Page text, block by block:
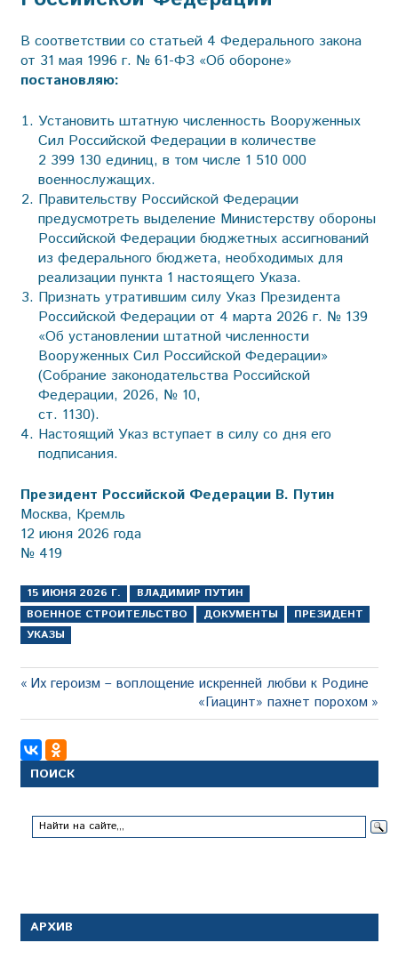
В соответствии со статьей 4 Федерального закона
от 31 мая 1996 г. № 61-ФЗ «Об обороне»
постановляю:
Установить штатную численность Вооруженных
Сил Российской Федерации в количестве
2 399 130 единиц, в том числе 1 510 000
военнослужащих.
Правительству Российской Федерации
предусмотреть выделение Министерству обороны
Российской Федерации бюджетных ассигнований
из федерального бюджета, необходимых для
реализации пункта 1 настоящего Указа.
Признать утратившим силу Указ Президента
Российской Федерации от 4 марта 2026 г. № 139
«Об установлении штатной численности
Вооруженных Сил Российской Федерации»
(Собрание законодательства Российской
Федерации, 2026, № 10,
ст. 1130).
Настоящий Указ вступает в силу со дня его
подписания.
Президент Российской Федерации В. Путин
Москва, Кремль
12 июня 2026 года
№ 419
15 ИЮНЯ 2026 Г.
ВЛАДИМИР ПУТИН
ВОЕННОЕ СТРОИТЕЛЬСТВО
ДОКУМЕНТЫ
ПРЕЗИДЕНТ
УКАЗЫ
Навигация
по
записям
Предыдущая
Их героизм – воплощение искренней любви к Родине
Следующая
запись:
«Гиацинт» пахнет порохом
ПОИСК
АРХИВ